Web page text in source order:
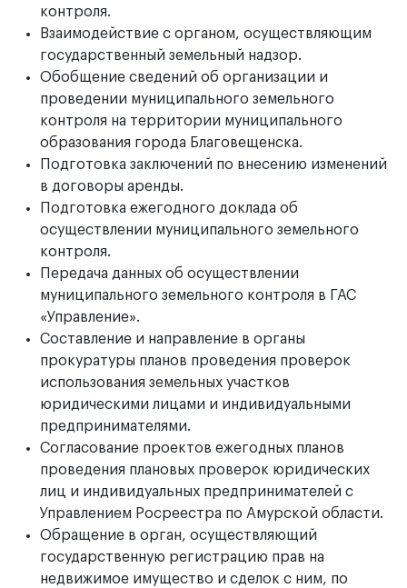
контроля.
Взаимодействие с органом, осуществляющим
государственный земельный надзор.
Обобщение сведений об организации и
проведении муниципального земельного
контроля на территории муниципального
образования города Благовещенска.
Подготовка заключений по внесению изменений
в договоры аренды.
Подготовка ежегодного доклада об
осуществлении муниципального земельного
контроля.
Передача данных об осуществлении
муниципального земельного контроля в ГАС
«Управление».
Составление и направление в органы
прокуратуры планов проведения проверок
использования земельных участков
юридическими лицами и индивидуальными
предпринимателями.
Согласование проектов ежегодных планов
проведения плановых проверок юридических
лиц и индивидуальных предпринимателей с
Управлением Росреестра по Амурской области.
Обращение в орган, осуществляющий
государственную регистрацию прав на
недвижимое имущество и сделок с ним, по